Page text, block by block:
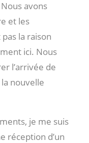
Nous avons
et les
la raison
ici. Nous
l’arrivée de
nouvelle
je me suis
réception d’un